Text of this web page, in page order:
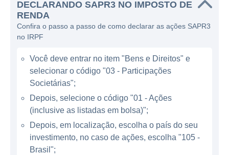
também é responsável pelo tratamento do
esgoto gerado, cuja destinação correta é
vital para a saúde pública e a preservação
necessária para manejar resíduos e
efluentes, garantindo que sua operação
esteja em conformidade com as normas de
saúde e ambientais estabelecidas.
OPERAÇÕES E MERCADO
DECLARANDO SAPR3 NO IMPOSTO DE
RENDA
Confira o passo a passo de como declarar as ações SAPR3
no IRPF
Você deve entrar no item "Bens e Direitos" e
selecionar o código "03 - Participações
Societárias";
Depois, selecione o código "01 - Ações
(inclusive as listadas em bolsa)";
Depois, em localização, escolha o país do seu
investimento, no caso de ações, escolha "105 -
Brasil";